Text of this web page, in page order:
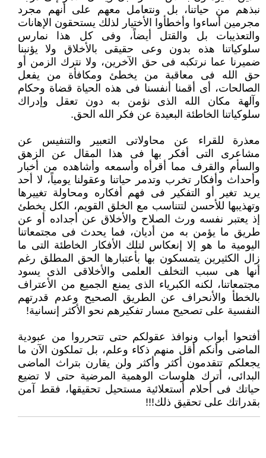
نبذهم من حياتنا، بل ونتعامل معهم على أنهم مجرد
مجرمين أساءوا وأخطأوا الأختيار ‏لذلك يستحقون الإهانات
والتعذيبات بل والقتل أيضاً، وفى كل هذا نمارس
سلوكياتنا هذه بدون وعى حقيقى بالأخلاق ولا يؤنبنا
ضميرنا ‏عما نرتكبه فى حق الآخرين، ولا نترك الزمن أو
حق الله فى معاقبة من يخطئ ومكافأة من يفعل
الصالحات، أى أقمنا أنفسنا فى هذه ‏الحياة قضاة وحكام
وآلهة مكان الله الذى نؤمن به دون تعقل وإدراك
سلوكياتنا الخاطئة البعيدة عن فكر الله الحق.‏
معذرة للقراء عن محاولاتى التعبير والتنفيس عن
مشاعرى التى أفكر بها فى هذا المقال عن الزهق
والسأم والقرف مما أقرأه وأسمعه ‏وأشاهده من أخبار
وأحداث وأفكار تخرب وتدمر حياتنا وعقولنا يومياً، لا أحد
يريد تغير أو التفكير فى فهم أفكاره ومحاولة تغييرها
‏وتهذيبها للأحسن لتتناسب مع الخلق القويم، الكل يخطئ
إذ يعتبر نفسه ورث الصلاح والأخلاق عن أجداده أو عن
طريق ما يؤمن به ‏من أديان، فما يحدث فى مجتمعاتنا
اليومية ما هو إلا إنعكاس لتلك الأفكار الخاطئة التى ما
زال الكثيرين يتمسكون بها بأعتبارها الحق ‏المطلق رغم
أنها هى سبب التخلف العلمى والأخلاقى الذى يسود
مجتمعاتنا، لكنه الكبرياء الذى يمنع الجميع من الأعتراف
بالخطأ ‏والأنحراف عن الطريق الصحيح وعدم قدرتهم
النفسية على تصحيح مسار تفكيرهم نحو الأكثر إنسانية!‏
أفتحوا أبواب ونوافذ عقولكم حتى تتحرروا من عبودية
الماضى وأنكم أقل منهم ذكاء وعلم، بل تملكون الآن ما
يجعلكم تتقدمون أكثر ‏وأكثر ولن يقارن بتراث الماضى
البدائى، أترك هلوسات الوهمية المرضية حتى لا تضيع
حياتك فى أحلام أستعلائية مستحيل تحقيقها، ‏فقط آمن
بقدراتك على تحقيق ذلك!!!‏